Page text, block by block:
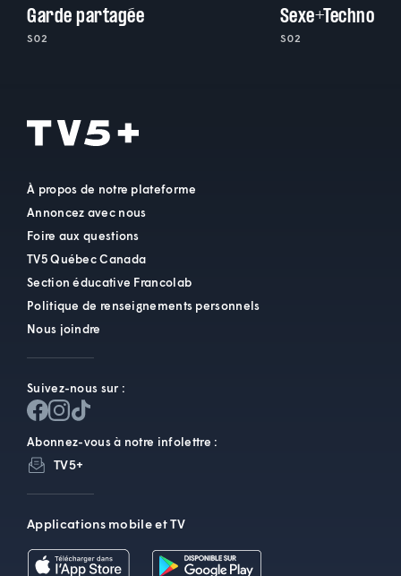
Garde partagée
S02
Sexe+Techno
S02
À propos de notre plateforme
Annoncez avec nous
Foire aux questions
TV5 Québec Canada
Section éducative Francolab
Politique de renseignements personnels
Nous joindre
Suivez-nous sur :
Abonnez-vous à notre infolettre :
TV5+
Applications mobile et TV